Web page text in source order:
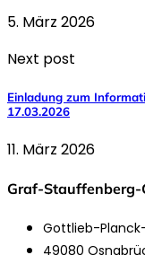
5. März 2026
Next post
Einladung zum
17.03.2026
11. März 2026
Graf-Stauffenberg-
Gottlieb-
49080